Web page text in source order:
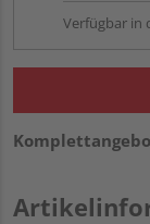
Verfügbar in